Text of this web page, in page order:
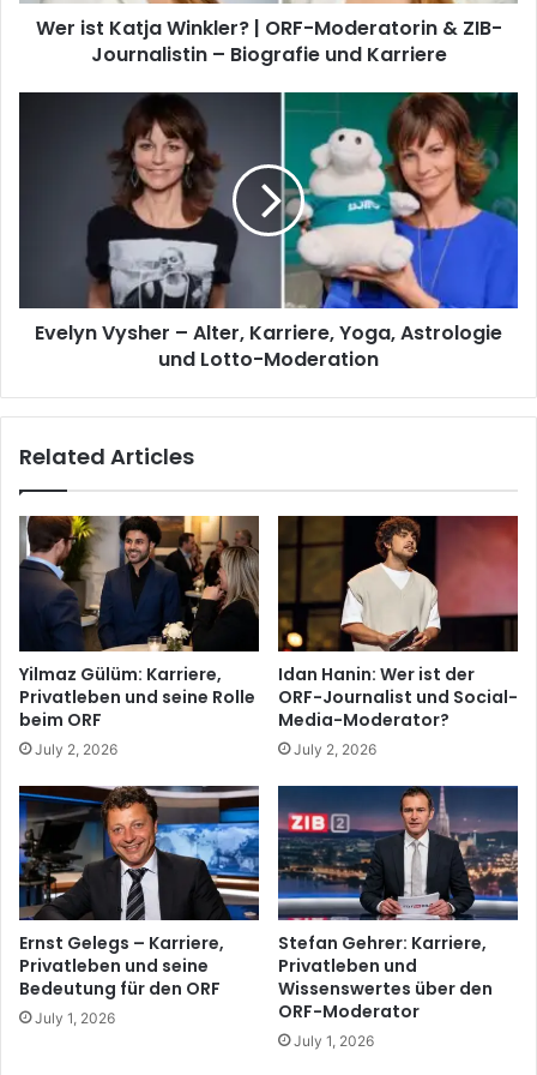
Wer ist Katja Winkler? | ORF-Moderatorin & ZIB-
Journalistin – Biografie und Karriere
Evelyn Vysher – Alter, Karriere, Yoga, Astrologie
und Lotto-Moderation
Related Articles
Yilmaz Gülüm: Karriere,
Privatleben und seine Rolle
beim ORF
July 2, 2026
Idan Hanin: Wer ist der
ORF-Journalist und Social-
Media-Moderator?
July 2, 2026
Ernst Gelegs – Karriere,
Privatleben und seine
Bedeutung für den ORF
July 1, 2026
Stefan Gehrer: Karriere,
Privatleben und
Wissenswertes über den
ORF-Moderator
July 1, 2026